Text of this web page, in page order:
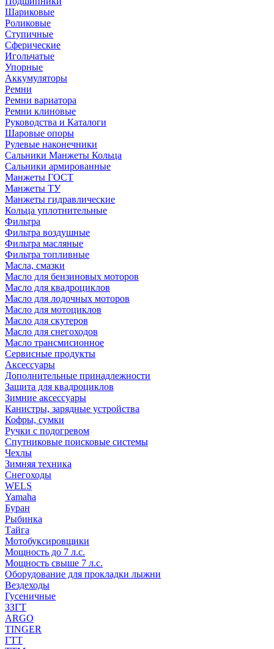
Шариковые
Роликовые
Ступичные
Сферические
Игольчатые
Упорные
Аккумуляторы
Ремни
Ремни вариатора
Ремни клиновые
Руководства и Каталоги
Шаровые опоры
Рулевые наконечники
Сальники Манжеты Кольца
Сальники армированные
Манжеты ГОСТ
Манжеты ТУ
Манжеты гидравлические
Кольца уплотнительные
Фильтра
Фильтра воздушные
Фильтра масляные
Фильтра топливные
Масла, смазки
Масло для бензиновых моторов
Масло для квадроциклов
Масло для лодочных моторов
Масло для мотоциклов
Масло для скутеров
Масло для снегоходов
Масло трансмисионное
Сервисные продукты
Аксессуары
Дополнительные принадлежности
Защита для квадроциклов
Зимние аксессуары
Канистры, зарядные устройства
Кофры, сумки
Ручки с подогревом
Спутниковые поисковые системы
Чехлы
Зимняя техника
Снегоходы
WELS
Yamaha
Буран
Рыбинка
Тайга
Мотобуксировщики
Мощность до 7 л.с.
Мощность свыше 7 л.с.
Оборудование для прокладки лыжни
Вездеходы
Гусеничные
ЗЗГТ
ARGO
TINGER
ГТТ